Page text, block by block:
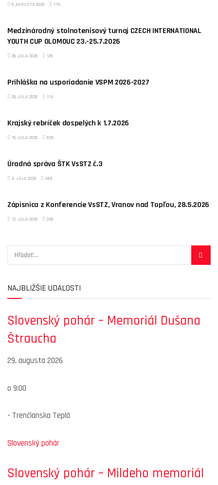
5. AUGUSTA 2026 1.7K
Medzinárodný stolnotenisový turnaj CZECH INTERNATIONAL
YOUTH CUP OLOMOUC 23.-25.7.2026
26. JÚLA 2026 129
Prihláška na usporiadanie VSPM 2026-2027
26. JÚLA 2026 114
Krajský rebríček dospelých k 1.7.2026
15. JÚLA 2026 835
Úradná správa ŠTK VsSTZ č.3
3. JÚLA 2026 389
Zápisnica z Konferencie VsSTZ, Vranov nad Topľou, 28.5.2026
12. JÚLA 2026 248
NAJBLIŽŠIE UDALOSTI
Slovenský pohár – Memoriál Dušana
Štraucha
29. augusta 2026
o 9:00
- Trenčianska Teplá
Slovenský pohár
Slovenský pohár – Mildeho memoriál